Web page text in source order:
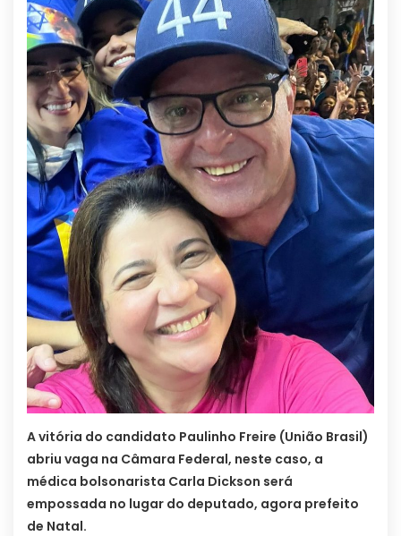
A vitória do candidato Paulinho Freire (União Brasil)
abriu vaga na Câmara Federal, neste caso, a
médica bolsonarista Carla Dickson será
empossada no lugar do deputado, agora prefeito
de Natal.